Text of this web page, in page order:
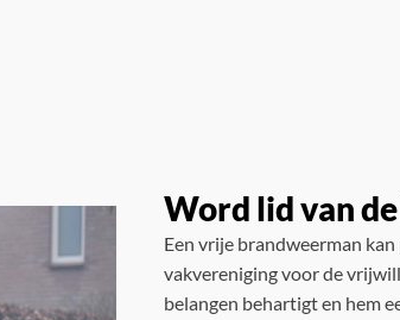
Word lid van
Een vrije brandweerman
vakvereniging voor de
belangen behartigt en hem